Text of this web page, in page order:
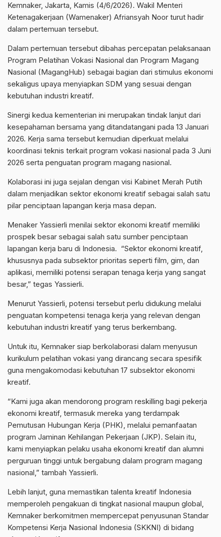
Kemnaker, Jakarta, Kamis (4/6/2026). Wakil Menteri
Ketenagakerjaan (Wamenaker) Afriansyah Noor turut hadir
dalam pertemuan tersebut.
Dalam pertemuan tersebut dibahas percepatan pelaksanaan
Program Pelatihan Vokasi Nasional dan Program Magang
Nasional (MagangHub) sebagai bagian dari stimulus ekonomi
sekaligus upaya menyiapkan SDM yang sesuai dengan
kebutuhan industri kreatif.
Sinergi kedua kementerian ini merupakan tindak lanjut dari
kesepahaman bersama yang ditandatangani pada 13 Januari
2026. Kerja sama tersebut kemudian diperkuat melalui
koordinasi teknis terkait program vokasi nasional pada 3 Juni
2026 serta penguatan program magang nasional.
Kolaborasi ini juga sejalan dengan visi Kabinet Merah Putih
dalam menjadikan sektor ekonomi kreatif sebagai salah satu
pilar penciptaan lapangan kerja masa depan.
Menaker Yassierli menilai sektor ekonomi kreatif memiliki
prospek besar sebagai salah satu sumber penciptaan
lapangan kerja baru di Indonesia. “Sektor ekonomi kreatif,
khususnya pada subsektor prioritas seperti film, gim, dan
aplikasi, memiliki potensi serapan tenaga kerja yang sangat
besar,” tegas Yassierli.
Menurut Yassierli, potensi tersebut perlu didukung melalui
penguatan kompetensi tenaga kerja yang relevan dengan
kebutuhan industri kreatif yang terus berkembang.
Untuk itu, Kemnaker siap berkolaborasi dalam menyusun
kurikulum pelatihan vokasi yang dirancang secara spesifik
guna mengakomodasi kebutuhan 17 subsektor ekonomi
kreatif.
“Kami juga akan mendorong program reskilling bagi pekerja
ekonomi kreatif, termasuk mereka yang terdampak
Pemutusan Hubungan Kerja (PHK), melalui pemanfaatan
program Jaminan Kehilangan Pekerjaan (JKP). Selain itu,
kami menyiapkan pelaku usaha ekonomi kreatif dan alumni
perguruan tinggi untuk bergabung dalam program magang
nasional,” tambah Yassierli.
Lebih lanjut, guna memastikan talenta kreatif Indonesia
memperoleh pengakuan di tingkat nasional maupun global,
Kemnaker berkomitmen mempercepat penyusunan Standar
Kompetensi Kerja Nasional Indonesia (SKKNI) di bidang